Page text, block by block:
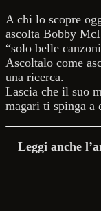
A chi lo scopre
ascolta Bobby
“solo belle
Ascoltalo come
una ricerca.
Lascia che il suo
magari ti spinga a
Leggi anche